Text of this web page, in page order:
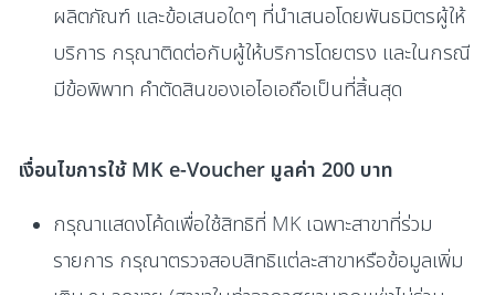
ผลิตภัณฑ์ และข้อเสนอใดๆ ที่นำเสนอโดยพันธมิตรผู้ให้
บริการ กรุณาติดต่อกับผู้ให้บริการโดยตรง และในกรณี
มีข้อพิพาท คำตัดสินของเอไอเอถือเป็นที่สิ้นสุด
เงื่อนไขการใช้ MK e-Voucher มูลค่า 200 บาท
กรุณาแสดงโค้ดเพื่อใช้สิทธิที่ MK เฉพาะสาขาที่ร่วม
รายการ กรุณาตรวจสอบสิทธิแต่ละสาขาหรือข้อมูลเพิ่ม